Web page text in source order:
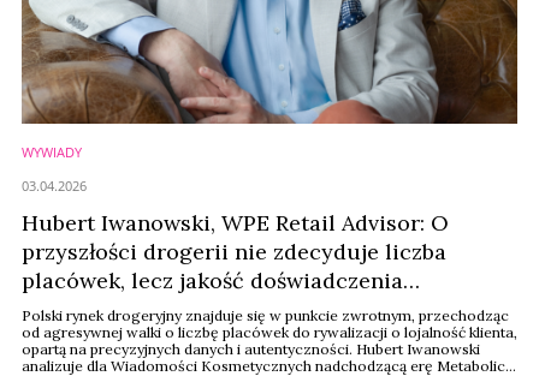
WYWIADY
Hubert Iwanowski, WPE Retail Advisor: O
przyszłości drogerii nie zdecyduje liczba
placówek, lecz jakość doświadczenia
zakupowego i omnichannel
Polski rynek drogeryjny znajduje się w punkcie zwrotnym, przechodząc
od agresywnej walki o liczbę placówek do rywalizacji o lojalność klienta,
opartą na precyzyjnych danych i autentyczności. Hubert Iwanowski
analizuje dla Wiadomości Kosmetycznych nadchodzącą erę Metabolic
03.04.2026